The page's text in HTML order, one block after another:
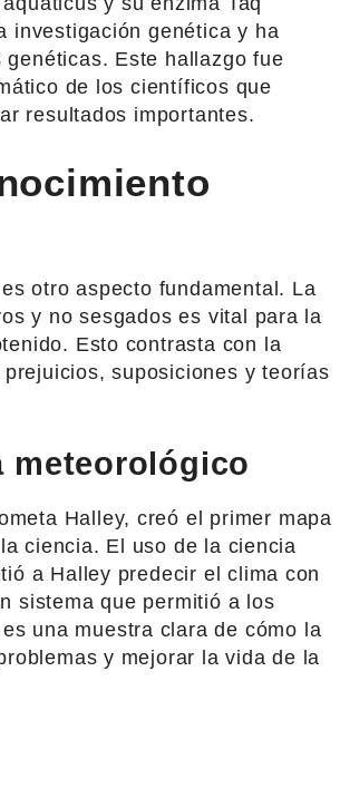
investigación genética y ha
Este hallazgo fue
de los científicos que
resultados importantes.
otro aspecto fundamental. La
y no sesgados es vital para la
Esto contrasta con la
suposiciones y teorías
meteorológico
Halley, creó el primer mapa
ciencia. El uso de la ciencia
a Halley predecir el clima con
sistema que permitió a los
una muestra clara de cómo la
y mejorar la vida de la